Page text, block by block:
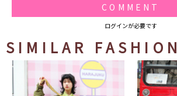
COMMENT
ログインが必要です
SIMILAR FASHION